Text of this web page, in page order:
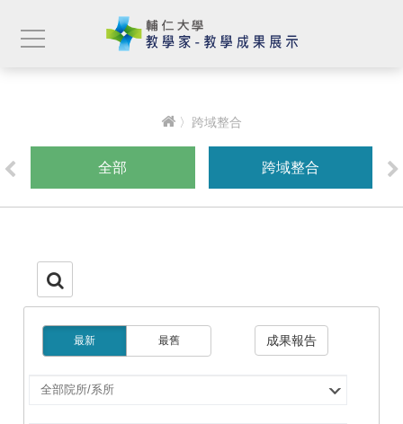
〉跨域整合
全部 跨域整合
最新 最舊 成果報告
選